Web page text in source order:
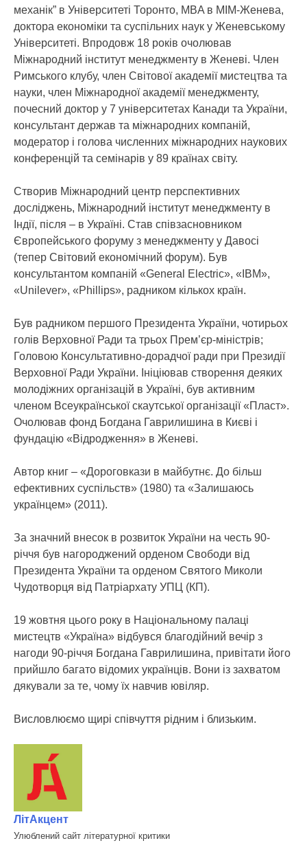
механік” в Університеті Торонто, MBA в МІМ-Женева,
доктора економіки та суспільних наук у Женевському
Університеті. Впродовж 18 років очолював
Міжнародний інститут менеджменту в Женеві. Член
Римського клубу, член Світової академії мистецтва та
науки, член Міжнародної академії менеджменту,
почесний доктор у 7 університетах Канади та України,
консультант держав та міжнародних компаній,
модератор і голова численних міжнародних наукових
конференцій та семінарів у 89 країнах світу.
Створив Міжнародний центр перспективних
досліджень, Міжнародний інститут менеджменту в
Індії, після – в Україні. Став співзасновником
Європейського форуму з менеджменту у Давосі
(тепер Світовий економічний форум). Був
консультантом компаній «General Electric», «IBM»,
«Unilever», «Phillips», радником кількох країн.
Був радником першого Президента України, чотирьох
голів Верховної Ради та трьох Прем’єр-міністрів;
Головою Консультативно-дорадчої ради при Президії
Верховної Ради України. Ініціював створення деяких
молодіжних організацій в Україні, був активним
членом Всеукраїнської скаутської організації «Пласт».
Очолював фонд Богдана Гаврилишина в Києві і
фундацію «Відродження» в Женеві.
Автор книг – «Дороговкази в майбутнє. До більш
ефективних суспільств» (1980) та «Залишаюсь
українцем» (2011).
За значний внесок в розвиток України на честь 90-
річчя був нагороджений орденом Свободи від
Президента України та орденом Святого Миколи
Чудотворця від Патріархату УПЦ (КП).
19 жовтня цього року в Національному палаці
мистецтв «Україна» відбувся благодійний вечір з
нагоди 90-річчя Богдана Гаврилишина, привітати його
прийшло багато відомих українців. Вони із захватом
дякували за те, чому їх навчив ювіляр.
Висловлюємо щирі співчуття рідним і близьким.
ЛітАкцент
Улюблений сайт літературної критики